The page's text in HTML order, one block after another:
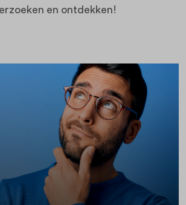
en ontdekken!